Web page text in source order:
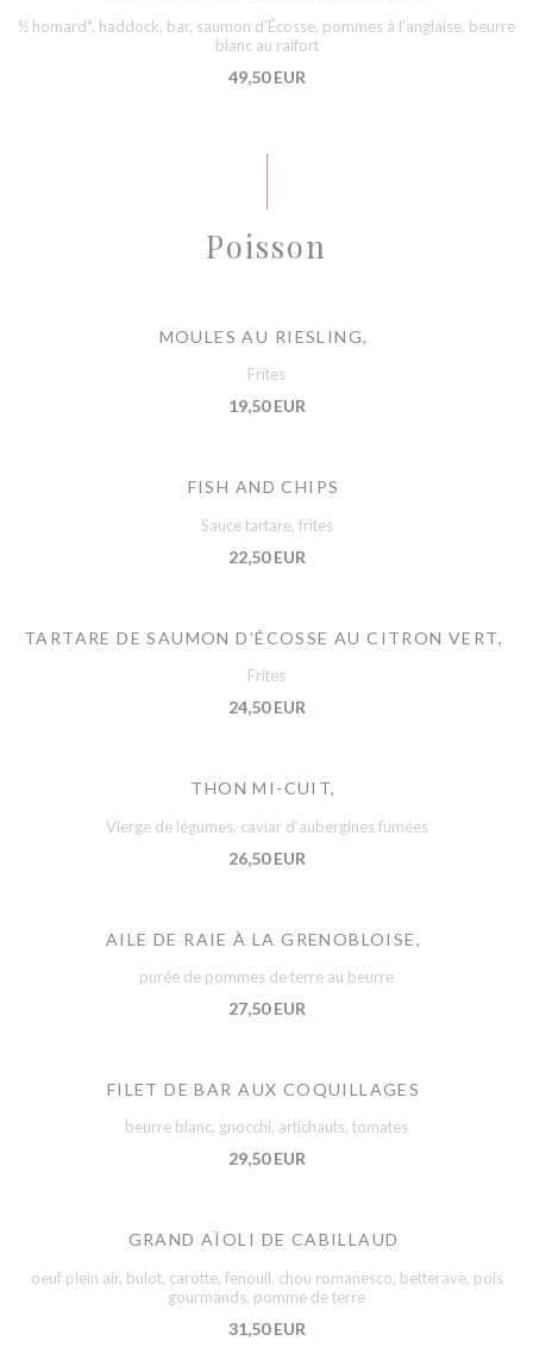
½ homard*, haddock, bar, saumon d’Écosse, pommes à l’anglaise, beurre
blanc au raifort
49,50 EUR
Poisson
MOULES AU RIESLING,
Frites
19,50 EUR
FISH AND CHIPS
Sauce tartare, frites
22,50 EUR
TARTARE DE SAUMON D’ÉCOSSE AU CITRON VERT,
Frites
24,50 EUR
THON MI-CUIT,
Vierge de légumes, caviar d’aubergines fumées
26,50 EUR
AILE DE RAIE À LA GRENOBLOISE,
purée de pommes de terre au beurre
27,50 EUR
FILET DE BAR AUX COQUILLAGES
beurre blanc, gnocchi, artichauts, tomates
29,50 EUR
GRAND AÏOLI DE CABILLAUD
oeuf plein air, bulot, carotte, fenouil, chou romanesco, betterave, pois
gourmands, pomme de terre
31,50 EUR